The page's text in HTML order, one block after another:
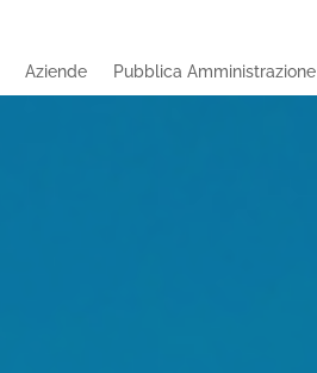
Aziende Pubblica Amministrazione